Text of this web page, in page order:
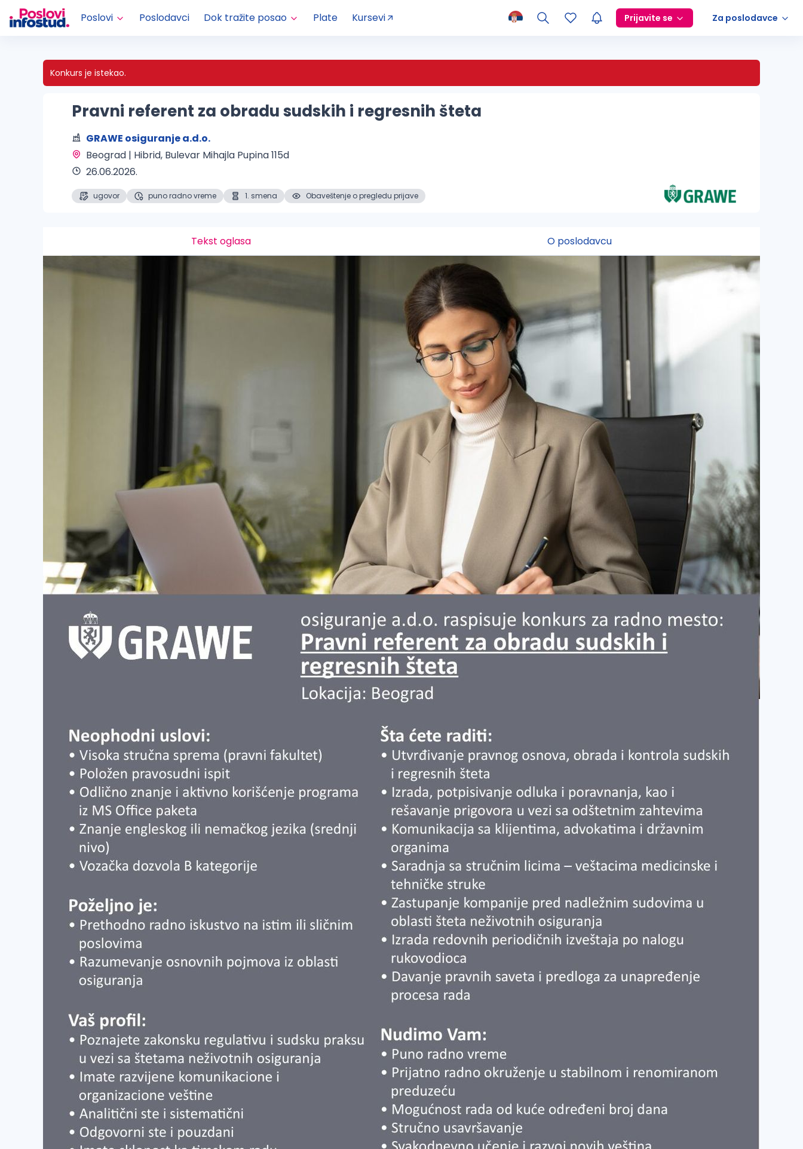
Poslovi Poslodavci Dok tražite posao Plate Kursevi Prijavite se Za poslodavce
Konkurs je istekao.
Pravni referent za obradu sudskih i regresnih šteta
GRAWE osiguranje a.d.o.
Beograd | Hibrid, Bulevar Mihajla Pupina 115d
26.06.2026.
ugovor puno radno vreme 1. smena Obaveštenje o pregledu prijave
Tekst oglasa O poslodavcu